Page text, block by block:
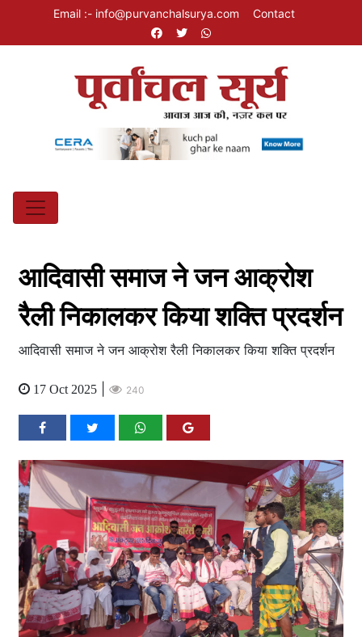
Email :- info@purvanchalsurya.com Contact
आदिवासी समाज ने जन आक्रोश
रैली निकालकर किया शक्ति प्रदर्शन
आदिवासी समाज ने जन आक्रोश रैली निकालकर किया शक्ति प्रदर्शन
17 Oct 2025 240